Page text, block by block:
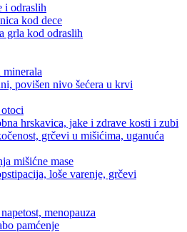
i odraslih
kod dece
grla kod odraslih
povišen nivo šećera u krvi
hrskavica, jake i zdrave kosti i zubi
grčevi u mišićima, uganuća
mišićne mase
loše varenje, grčevi
menopauza
pamćenje